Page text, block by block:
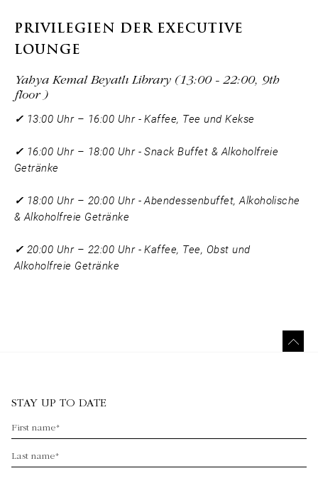
PRIVILEGIEN DER EXECUTIVE
LOUNGE
Yahya Kemal Beyatlı Library (13:00 - 22:00, 9th
floor )
✓ 13:00 Uhr – 16:00 Uhr - Kaffee, Tee und Kekse
✓ 16:00 Uhr – 18:00 Uhr - Snack Buffet & Alkoholfreie
Getränke
✓ 18:00 Uhr – 20:00 Uhr - Abendessenbuffet, Alkoholische
& Alkoholfreie Getränke
✓ 20:00 Uhr – 22:00 Uhr - Kaffee, Tee, Obst und
Alkoholfreie Getränke